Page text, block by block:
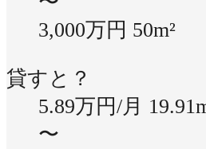
3,000万円 50m²
貸すと？
5.89万円/月
〜